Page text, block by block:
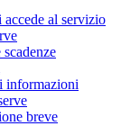
accede al servizio
informazioni
breve